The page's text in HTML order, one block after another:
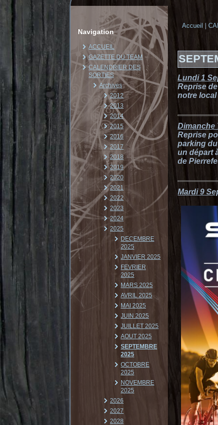
Navigation
ACCUEIL
GAZETTE DU TEAM
CALENDRIER DES
SORTIES
Archives
2012
2013
2014
2015
2016
2017
2018
2019
2020
2021
2022
2023
2024
2025
DECEMBRE
2025
JANVIER 2025
FEVRIER
2025
MARS 2025
AVRIL 2025
MAI 2025
JUIN 2025
JUILLET 2025
AOUT 2025
SEPTEMBRE
2025
OCTOBRE
2025
NOVEMBRE
2025
2026
2027
2028
Accueil |
Lundi 1
Reprise
notre
Dimanche
Reprise
parking
un départ
de
Mardi 9